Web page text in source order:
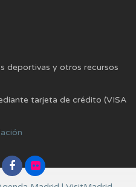
deportivas y otros recursos
tarjeta de crédito (VISA